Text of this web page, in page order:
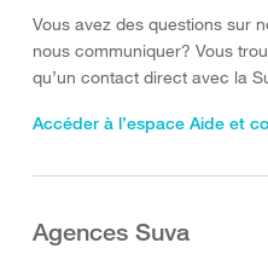
Vous avez des questions sur
nous communiquer? Vous
qu’un contact direct avec la
Accéder à l’espace Aide et
Agences Suva